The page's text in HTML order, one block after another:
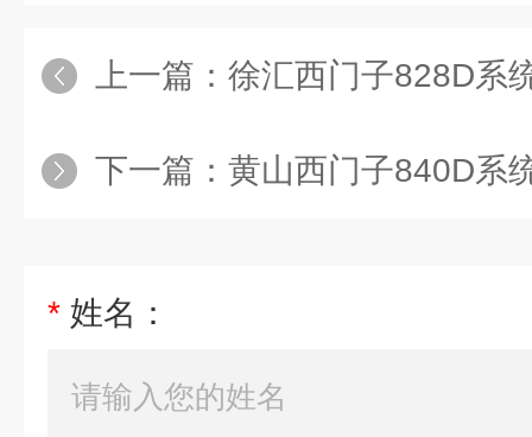
上一篇： 徐汇西门子828D系统伺服电机
下一篇： 黄山西门子840D系统机床主轴电
* 姓名：